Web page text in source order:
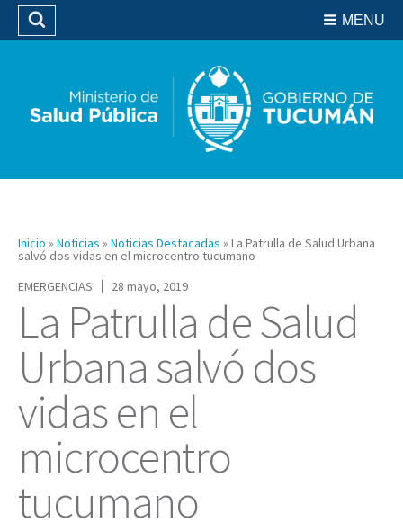
Biblioteca
MENU
Buscar
Inicio » Noticias » Noticias Destacadas » La Patrulla de Salud Urbana
salvó dos vidas en el microcentro tucumano
EMERGENCIAS
28 mayo, 2019
La Patrulla de Salud
Urbana salvó dos
vidas en el
microcentro
tucumano